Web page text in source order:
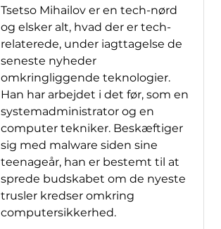
Tsetso Mihailov er en tech-nørd
og elsker alt, hvad der er tech-
relaterede, under iagttagelse de
seneste nyheder
omkringliggende teknologier.
Han har arbejdet i det før, som en
systemadministrator og en
computer tekniker. Beskæftiger
sig med malware siden sine
teenageår, han er bestemt til at
sprede budskabet om de nyeste
trusler kredser omkring
computersikkerhed.